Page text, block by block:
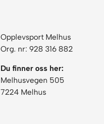
Opplevsport Melhus
Org. nr: 928 316 882
Du finner oss her:
Melhusvegen 505
7224 Melhus